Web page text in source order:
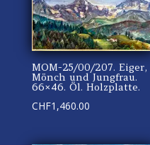
MOM-25/00/207. Eiger,
Mönch und Jungfrau.
66×46. Öl. Holzplatte.
CHF1,460.00